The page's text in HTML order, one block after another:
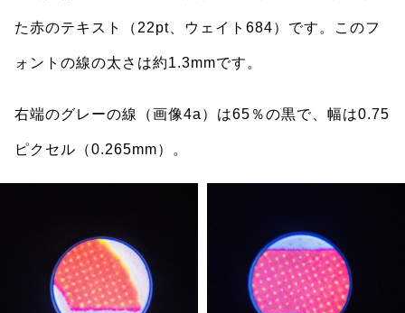
た赤のテキスト（22pt、ウェイト684）です。このフ
ォントの線の太さは約1.3mmです。
右端のグレーの線（画像4a）は65％の黒で、幅は0.75
ピクセル（0.265mm）。